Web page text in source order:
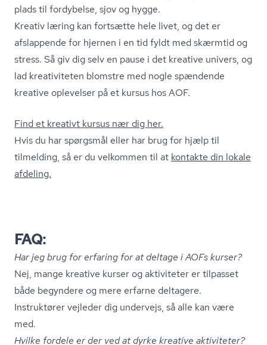
plads til fordybelse, sjov og hygge.
Kreativ læring kan fortsætte hele livet, og det er
afslappende for hjernen i en tid fyldt med skærmtid og
stress. Så giv dig selv en pause i det kreative univers, og
lad kreativiteten blomstre med nogle spændende
kreative oplevelser på et kursus hos AOF.
Find et kreativt kursus nær dig her.
Hvis du har spørgsmål eller har brug for hjælp til
tilmelding, så er du velkommen til at kontakte din lokale
afdeling.
FAQ:
Har jeg brug for erfaring for at deltage i AOFs kurser?
Nej, mange kreative kurser og aktiviteter er tilpasset
både begyndere og mere erfarne deltagere.
Instruktører vejleder dig undervejs, så alle kan være
med.
Hvilke fordele er der ved at dyrke kreative aktiviteter?